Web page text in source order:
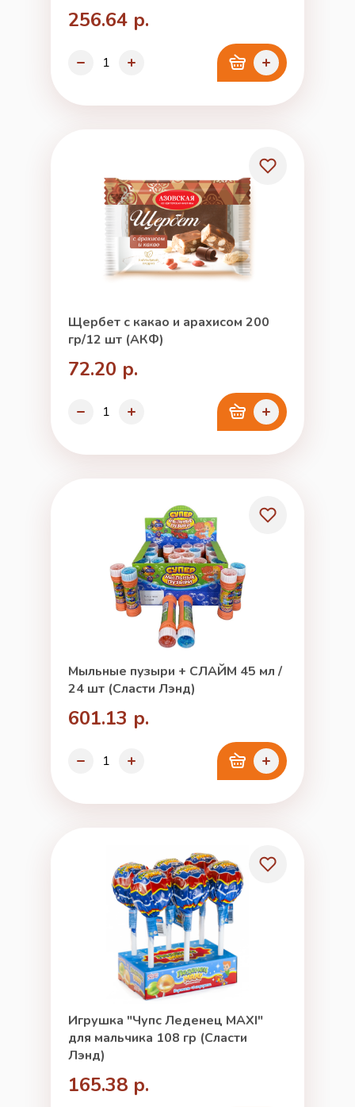
256.64 р.
Щербет с какао и арахисом 200
гр/12 шт (АКФ)
72.20 р.
Мыльные пузыри + СЛАЙМ 45 мл /
24 шт (Сласти Лэнд)
601.13 р.
Игрушка "Чупс Леденец MAXI"
для мальчика 108 гр (Сласти
Лэнд)
165.38 р.